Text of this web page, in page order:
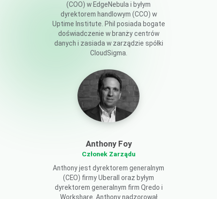
(COO) w EdgeNebula i byłym
dyrektorem handlowym (CCO) w
Uptime Institute. Phil posiada bogate
doświadczenie w branży centrów
danych i zasiada w zarządzie spółki
CloudSigma.
Anthony Foy
Członek Zarządu
Anthony jest dyrektorem generalnym
(CEO) firmy Uberall oraz byłym
dyrektorem generalnym firm Qredo i
Workshare. Anthony nadzorował